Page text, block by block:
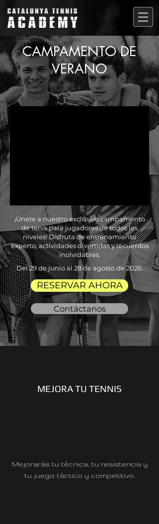
CAMPAMENTO DE
VERANO
¡Únete a nuestro exclusivo campamento
de tenis para jugadores de todos los
niveles! Disfruta de entrenamiento
experto, actividades divertidas y recuerdos
inolvidables.
Del 29 de junio al 28 de agosto de 2026.
RESERVAR AHORA
Contáctanos
MEJORA TU TENNIS
Mejorarás tu técnica, tu resistencia y
tu juego táctico y competitivo.